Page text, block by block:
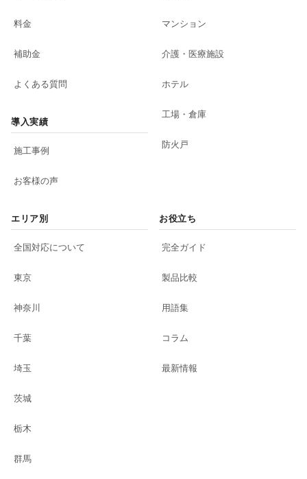
料金
補助金
よくある質問
導入実績
施工事例
お客様の声
マンション
介護・医療施設
ホテル
工場・倉庫
防火戸
エリア別
全国対応について
東京
神奈川
千葉
埼玉
茨城
栃木
群馬
お役立ち
完全ガイド
製品比較
用語集
コラム
最新情報